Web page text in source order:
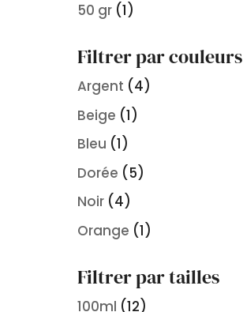
50 gr (1)
Filtrer par couleurs
Argent (4)
Beige (1)
Bleu (1)
Dorée (5)
Noir (4)
Orange (1)
Filtrer par tailles
100ml (12)